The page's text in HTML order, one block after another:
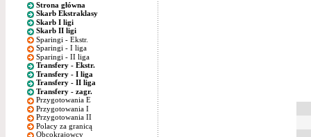
Strona główna
Skarb Ekstraklasy
Skarb I ligi
Skarb II ligi
Sparingi - Ekstr.
Sparingi - I liga
Sparingi - II liga
Transfery - Ekstr.
Transfery - I liga
Transfery - II liga
Transfery - zagr.
Przygotowania E
Przygotowania I
Przygotowania II
Polacy za granicą
Obcokrajowcy